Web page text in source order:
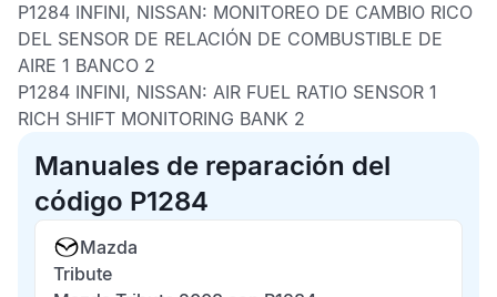
P1284 INFINI, NISSAN: MONITOREO DE CAMBIO RICO
DEL SENSOR DE RELACIÓN DE COMBUSTIBLE DE
AIRE 1 BANCO 2
P1284 INFINI, NISSAN: AIR FUEL RATIO SENSOR 1
RICH SHIFT MONITORING BANK 2
Manuales de reparación del
código P1284
Mazda
Tribute